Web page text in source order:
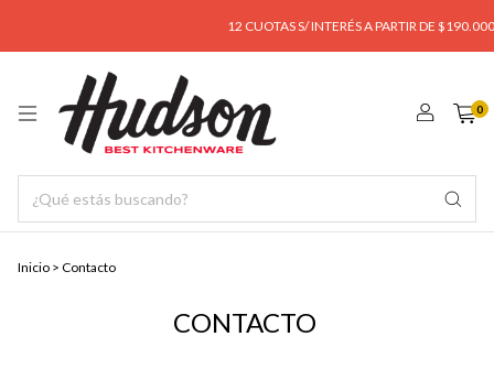
12 CUOTAS S/ INTERÉS A PARTIR DE $190.000
0
Inicio > Contacto
CONTACTO